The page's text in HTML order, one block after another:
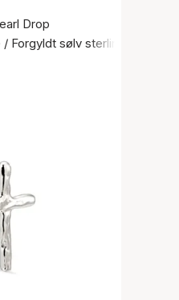
Drop
Forgyldt sølv sterling 925